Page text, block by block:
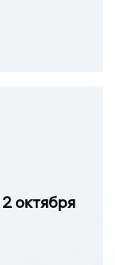
октября